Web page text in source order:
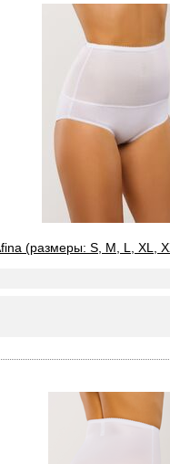
(размеры: S, M, L, XL,